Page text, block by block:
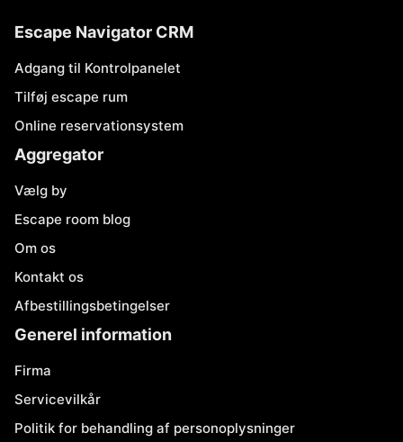
Escape Navigator CRM
Adgang til Kontrolpanelet
Tilføj escape rum
Online reservationsystem
Aggregator
Vælg by
Escape room blog
Om os
Kontakt os
Afbestillingsbetingelser
Generel information
Firma
Servicevilkår
Politik for behandling af personoplysninger